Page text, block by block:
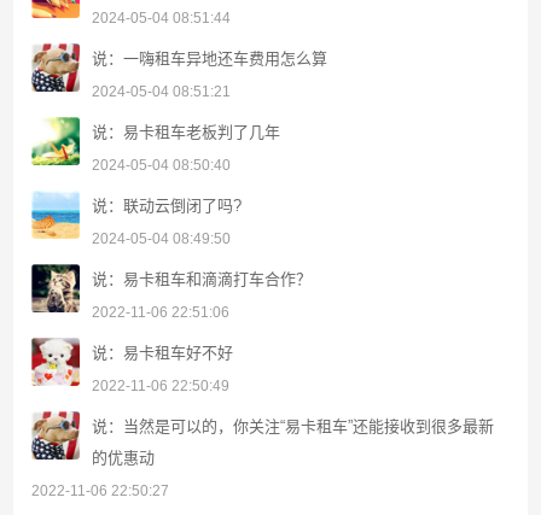
2024-05-04 08:51:44
说：一嗨租车异地还车费用怎么算
2024-05-04 08:51:21
说：易卡租车老板判了几年
2024-05-04 08:50:40
说：联动云倒闭了吗?
2024-05-04 08:49:50
说：易卡租车和滴滴打车合作？
2022-11-06 22:51:06
说：易卡租车好不好
2022-11-06 22:50:49
说：当然是可以的，你关注“易卡租车”还能接收到很多最新
的优惠动
2022-11-06 22:50:27